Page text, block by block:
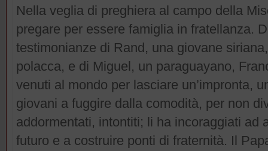
Nella veglia di preghiera al campo della
pregare per essere famiglia in fratellanza.
testimonianze di Rand, una giovane
polacca, e di Miguel, un paraguayano,
venuti al mondo per lasciare un’impronta,
giovani a fuggire dalla comodità, per non
addormentati, intontiti; li ha incoraggiati ad
futuro e a costruire ponti di fraternità. Il